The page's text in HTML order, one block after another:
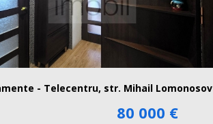
- Telecentru, str. Mihail Lomonosov
80 000 €